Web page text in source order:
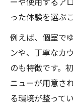
った体験を選ぶ
例えば、個室で
ンや、丁寧なカ
のも特徴です。
ニューが用意さ
る環境が整って